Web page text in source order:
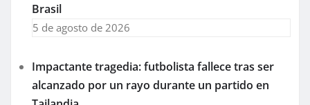
Brasil
5 de agosto de 2026
Impactante tragedia: futbolista fallece tras ser
alcanzado por un rayo durante un partido en